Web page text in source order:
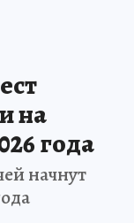
на
года
начнут